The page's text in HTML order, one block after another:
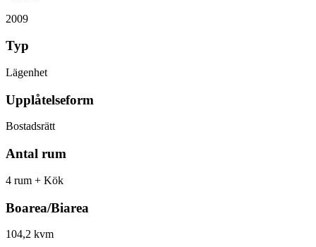
2009
Typ
Lägenhet
Upplåtelseform
Bostadsrätt
Antal rum
4 rum + Kök
Boarea/Biarea
104,2 kvm